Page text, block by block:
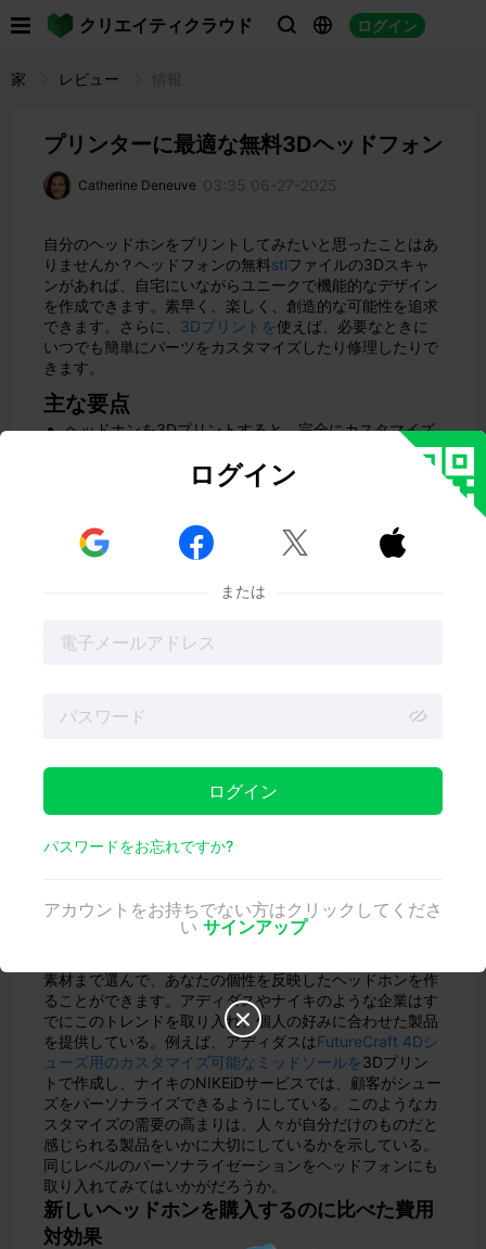
クリエイティクラウド   ログイン
家 レビュー
プリンターに最適な無料3Dヘッドフォン
Catherine Deneuve 03:35 06-27-2025
自分のヘッドホンをプリントしてみたいと思ったことはあ
りませんか？ヘッドフォンの無料stlファイルの3Dスキャ
ンがあれば、自宅にいながらユニークで機能的なデザイン
を作成できます。素早く、楽しく、創造的な可能性を追求
できます。さらに、 3Dプリントを使えば、必要なときに
いつでも簡単にパーツをカスタマイズしたり修理したりで
きます。
主な要点
ヘッドホンを3Dプリントすると、完全にカスタマイズ
できます。フィット感に優れ、見た目もクールなヘッ
ドホンを作ることができます。
ヘッドフォンのパーツを自作すると、お金を節約でき
ルではなく、わずか4.24ドルです。
壊れたヘッドホンの修理も、3Dプリントなら簡単で
自分のスタイルに完璧にマッチするヘッドホンや、自分の
ためだけに作られたように耳にフィットするヘッドホンを
持つことを想像してみてください。3Dプリントを使え
素材まで選んで、あなたの個性を反映したヘッドホンを作
ることができます。アディダスやナイキのような企業はす
でにこのトレンドを取り入れ、個人の好みに合わせた製品
を提供している。例えば、アディダスはFutureCraft 4Dシ
ューズ用のカスタマイズ可能なミッドソールを3Dプリン
トで作成し、ナイキのNIKEiDサービスでは、顧客がシュー
ズをパーソナライズできるようにしている。このようなカ
スタマイズの需要の高まりは、人々が自分だけのものだと
感じられる製品をいかに大切にしているかを示している。
同じレベルのパーソナライゼーションをヘッドフォンにも
取り入れてみてはいかがだろうか。
新しいヘッドホンを購入するのに比べた費用
対効果

ログイン
  
または
ログイン
パスワードをお忘れですか?
アカウントをお持ちでない方はクリックしてくださ
い サインアップ